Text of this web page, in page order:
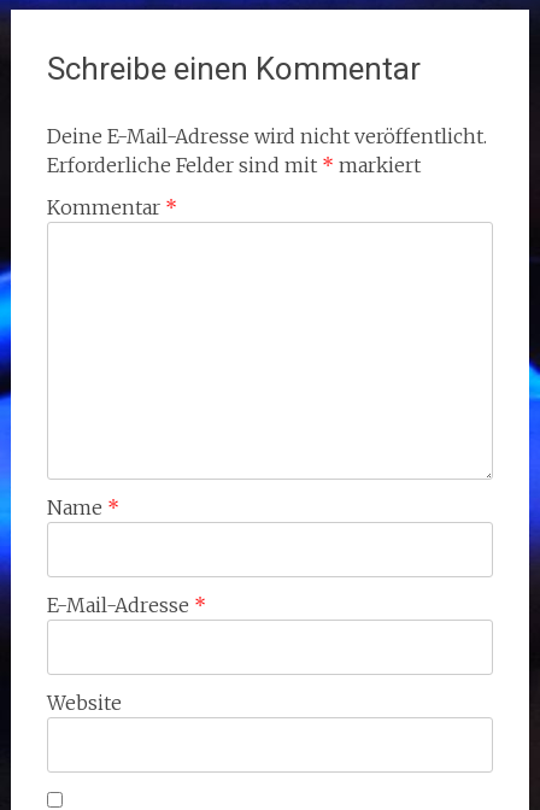
Schreibe einen Kommentar
Deine E-Mail-Adresse wird nicht veröffentlicht.
Erforderliche Felder sind mit * markiert
Kommentar *
Name *
E-Mail-Adresse *
Website